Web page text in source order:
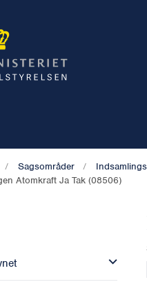
Sagsområder
Atomkraft Ja Tak (08506)